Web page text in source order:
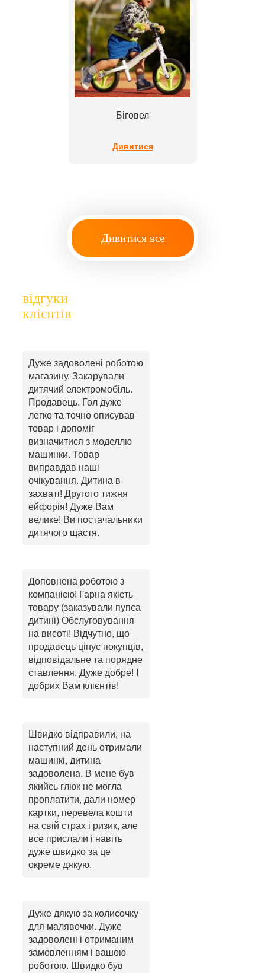
Біговел
Дивитися
Дивитися все
відгуки
клієнтів
Дуже задоволені роботою
магазину. Закарували
дитячий електромобіль.
Продавець. Гол дуже
легко та точно описував
товар і допоміг
визначитися з моделлю
машинки. Товар
виправдав наші
очікування. Дитина в
захваті! Другого тижня
ейфорія! Дуже Вам
велике! Ви постачальники
дитячого щастя.
Доповнена роботою з
компанією! Гарна якість
товару (заказували пупса
дитині) Обслуговування
на висоті! Відчутно, що
продавець цінує покупців,
відповідальне та порядне
ставлення. Дуже добре! І
добрих Вам клієнтів!
Швидко відправили, на
наступний день отримали
машинкі, дитина
задоволена. В мене був
якийсь глюк не могла
проплатити, дали номер
картки, перевела кошти
на свій страх і ризик, але
все прислали і навіть
дуже швидко за це
окреме дякую.
Дуже дякую за колисочку
для малявочки. Дуже
задоволені і отриманим
замовленням і вашою
роботою. Швидко був